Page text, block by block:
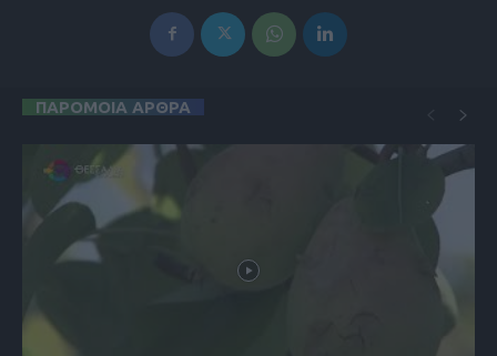
ΠΑΡΟΜΟΙΑ ΑΡΘΡΑ